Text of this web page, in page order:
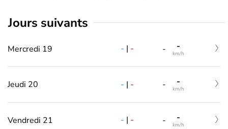
jours suivants
Mercredi 19 - | - - -
km/h
Jeudi 20 - | - - -
km/h
Vendredi 21 - | - - -
km/h